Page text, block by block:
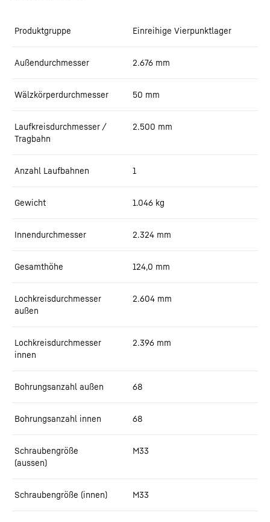
Produktgruppe Einreihige Vierpunktlager
Außendurchmesser 2.676 mm
Wälzkörperdurchmesser 50 mm
Laufkreisdurchmesser /
Tragbahn
2.500 mm
Anzahl Laufbahnen 1
Gewicht 1.046 kg
Innendurchmesser 2.324 mm
Gesamthöhe 124,0 mm
Lochkreisdurchmesser
außen
2.604 mm
Lochkreisdurchmesser
innen
2.396 mm
Bohrungsanzahl außen 68
Bohrungsanzahl innen 68
Schraubengröße
(aussen)
M33
Schraubengröße (innen) M33